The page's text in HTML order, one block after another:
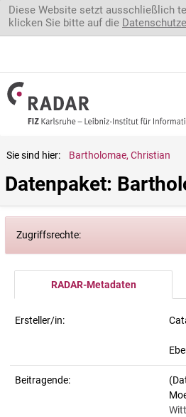
Direkt zum Inhalt
Diese Website setzt ausschließlich
klicken Sie bitte auf die
Sie sind hier: Bartholomae, Christian
Datenpaket:
Zugriffsrechte:
RADAR-Metadaten
Ersteller/in:
Beitragende: